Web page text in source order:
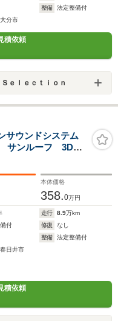
整備
法定整備付
分市
積依頼
ｅｌｅｃｔｉｏｎ
サウンドシステム
サンルーフ 3Dデ
スポイラー ACシ
ョンシート Mパ
本体価格
358.0万円
走行 8.9万km
付 修復
なし
整備
法定整備付
日井市
積依頼